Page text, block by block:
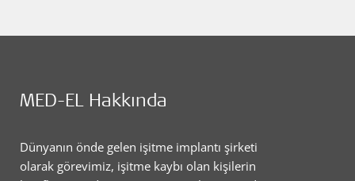
MED-EL Hakkında
Dünyanın önde gelen işitme implantı şirketi
olarak görevimiz, işitme kaybı olan kişilerin